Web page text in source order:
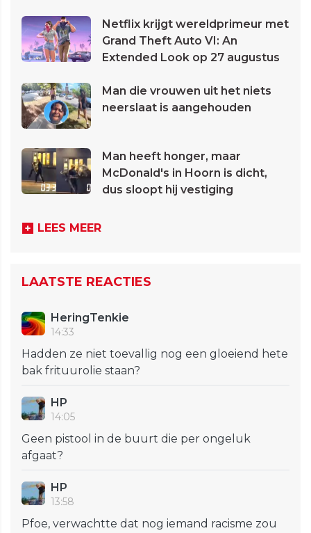
Netflix krijgt wereldprimeur met
Grand Theft Auto VI: An
Extended Look op 27 augustus
Man die vrouwen uit het niets
neerslaat is aangehouden
Man heeft honger, maar
McDonald's in Hoorn is dicht,
dus sloopt hij vestiging
LEES MEER
LAATSTE REACTIES
HeringTenkie
14:33
Hadden ze niet toevallig nog een gloeiend hete
bak frituurolie staan?
HP
14:05
Geen pistool in de buurt die per ongeluk
afgaat?
HP
13:58
Pfoe, verwachtte dat nog iemand racisme zou